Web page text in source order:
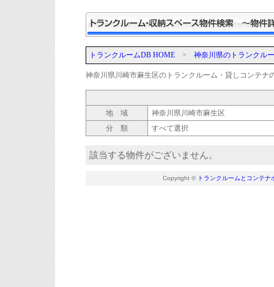
トランクルームDB HOME > 神奈川県のトランクル
神奈川県川崎市麻生区のトランクルーム・貸しコンテナ
地 域
神奈川県川崎市麻生区
分 類
すべて選択
該当する物件がございません。
Copyright © トランクルームとコンテ